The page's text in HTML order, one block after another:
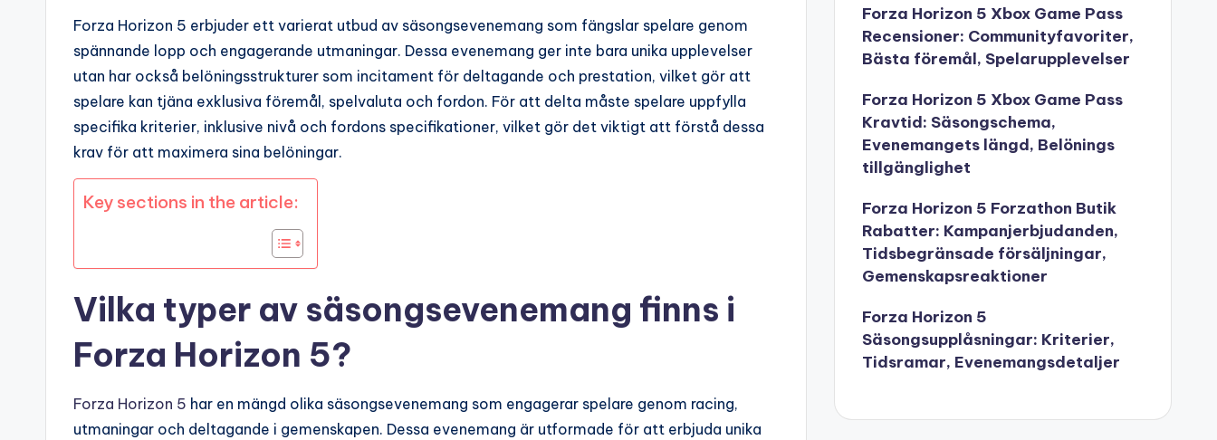
Forza Horizon 5 erbjuder ett varierat utbud av säsongsevenemang som fängslar spelare genom
spännande lopp och engagerande utmaningar. Dessa evenemang ger inte bara unika upplevelser
utan har också belöningsstrukturer som incitament för deltagande och prestation, vilket gör att
spelare kan tjäna exklusiva föremål, spelvaluta och fordon. För att delta måste spelare uppfylla
specifika kriterier, inklusive nivå och fordons specifikationer, vilket gör det viktigt att förstå dessa
krav för att maximera sina belöningar.
Key sections in the article:
Vilka typer av säsongsevenemang finns i
Forza Horizon 5?
Forza Horizon 5 har en mängd olika säsongsevenemang som engagerar spelare genom racing,
utmaningar och deltagande i gemenskapen. Dessa evenemang är utformade för att erbjuda unika
Forza Horizon 5 Xbox Game Pass
Recensioner: Communityfavoriter,
Bästa föremål, Spelarupplevelser
Forza Horizon 5 Xbox Game Pass
Kravtid: Säsongschema,
Evenemangets längd, Belönings
tillgänglighet
Forza Horizon 5 Forzathon Butik
Rabatter: Kampanjerbjudanden,
Tidsbegränsade försäljningar,
Gemenskapsreaktioner
Forza Horizon 5
Säsongsupplåsningar: Kriterier,
Tidsramar, Evenemangsdetaljer